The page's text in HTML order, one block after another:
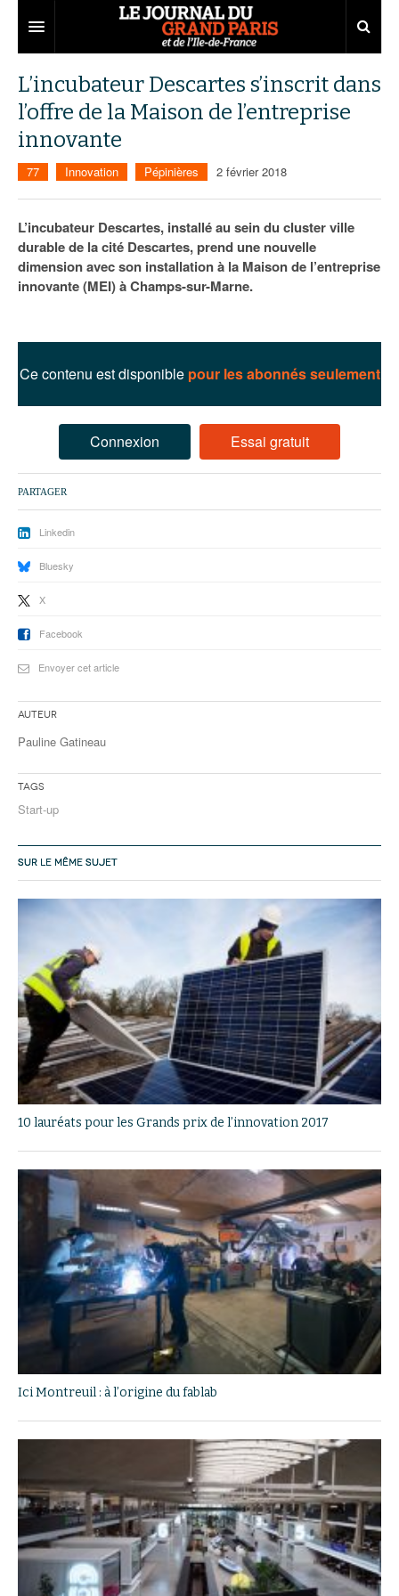
Territoires
Aménagement
Collectivités
Services urbains
Entreprises
Développement économique
Attractivité
Innovation
Départements
77
78
95
Nominations
Portraits
Les Assises du Grand Paris
Éditions précédentes
Le podcast
L’incubateur Descartes s’inscrit dans
l’offre de la Maison de l’entreprise
innovante
77 Innovation Pépinières 2 février 2018
L’incubateur Descartes, installé au sein du cluster ville
durable de la cité Descartes, prend une nouvelle
dimension avec son installation à la Maison de l’entreprise
innovante (MEI) à Champs-sur-Marne.
Ce contenu est disponible pour les abonnés seulement
Connexion Essai gratuit
PARTAGER
Linkedin
Bluesky
X
Facebook
Envoyer cet article
Auteur
Pauline Gatineau
Tags
Start-up
SUR LE MÊME SUJET
10 lauréats pour les Grands prix de l’innovation 2017
Ici Montreuil : à l’origine du fablab